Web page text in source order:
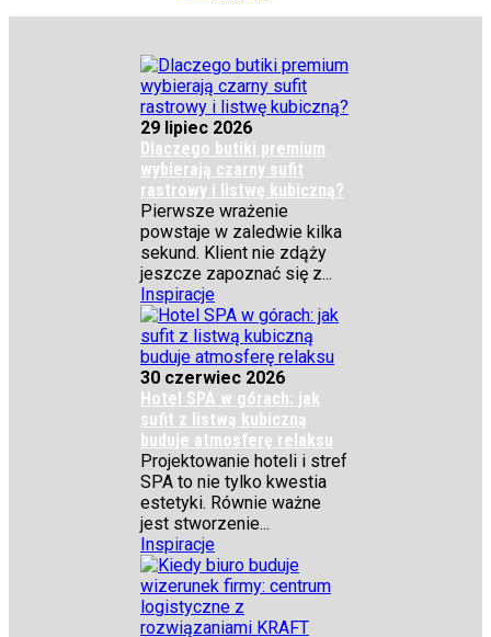
29 lipiec 2026
Dlaczego butiki premium
wybierają czarny sufit
rastrowy i listwę kubiczną?
Pierwsze wrażenie
powstaje w zaledwie kilka
sekund. Klient nie zdąży
jeszcze zapoznać się z...
Inspiracje
30 czerwiec 2026
Hotel SPA w górach: jak
sufit z listwą kubiczną
buduje atmosferę relaksu
Projektowanie hoteli i stref
SPA to nie tylko kwestia
estetyki. Równie ważne
jest stworzenie...
Inspiracje